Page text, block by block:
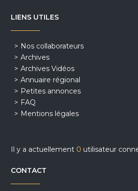
LIENS UTILES
Nos collaborateurs
Archives
Archives Vidéos
Annuaire régional
Petites annonces
FAQ
Mentions légales
Il y a actuellement 0 utilisateur
CONTACT